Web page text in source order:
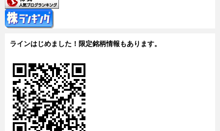
ラインはじめました！限定銘柄情報もあります。